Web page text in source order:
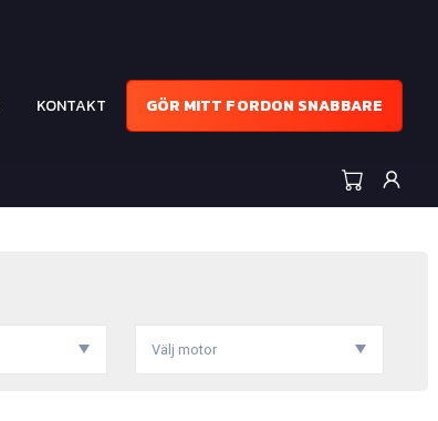
KONTAKT GÖR MITT FORDON SNABBARE
Välj motor